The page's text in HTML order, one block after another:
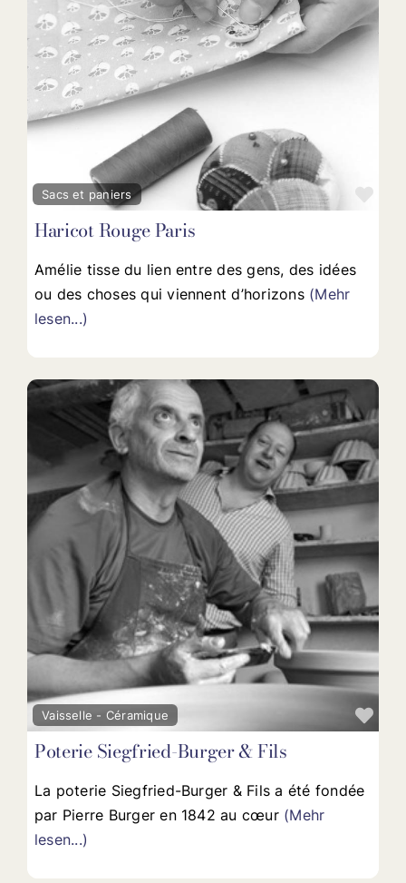
Sacs et paniers
Haricot Rouge Paris
Amélie tisse du lien entre des gens, des idées
ou des choses qui viennent d’horizons (Mehr
lesen...)
Vaisselle - Céramique
Poterie Siegfried-Burger & Fils
La poterie Siegfried-Burger & Fils a été fondée
par Pierre Burger en 1842 au cœur (Mehr
lesen...)